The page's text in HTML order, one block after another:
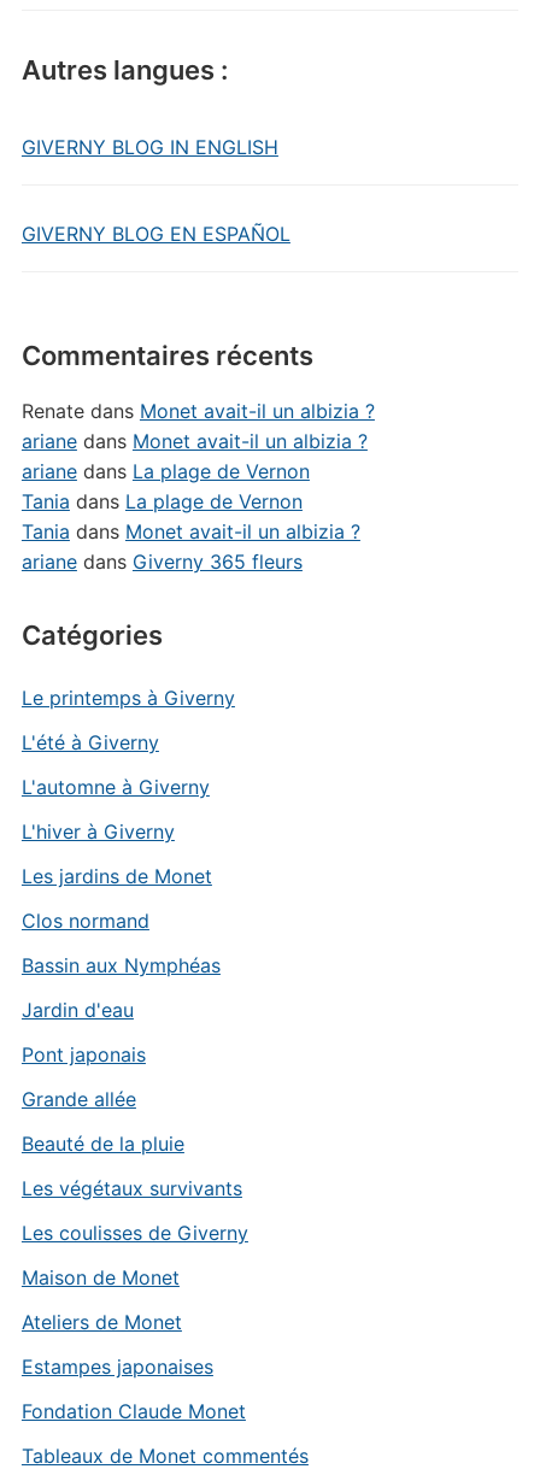
Autres langues :
GIVERNY BLOG IN ENGLISH
GIVERNY BLOG EN ESPAÑOL
Commentaires récents
Renatedans Monet avait-il un albizia ?
arianedans Monet avait-il un albizia ?
arianedans La plage de Vernon
Tania dans La plage de Vernon
Tania dans Monet avait-il un albizia ?
arianedans Giverny 365 fleurs
Catégories
Le printemps à Giverny
L'été à Giverny
L'automne à Giverny
L'hiver à Giverny
Les jardins de Monet
Clos normand
Bassin aux Nymphéas
Jardin d'eau
Pont japonais
Grande allée
Beauté de la pluie
Les végétaux survivants
Les coulisses de Giverny
Maison de Monet
Ateliers de Monet
Estampes japonaises
Fondation Claude Monet
Tableaux de Monet commentés